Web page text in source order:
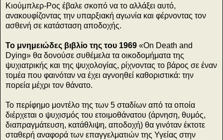
Κιούμπλερ-Ρος έβαλε σκοπό να το αλλάξει αυτό,
ανακουφίζοντας την υπαρξιακή αγωνία και φέρνοντας τον
ασθενή σε κατάσταση αποδοχής.
Το μνημειώδες βιβλίο της του 1969 «On Death and
Dying» θα δονούσε συθέμελα τα οικοδομήματα της
ψυχιατρικής και της ψυχολογίας, ρίχνοντας το βάρος σε έναν
τομέα που φαινόταν να έχει αγνοηθεί καθοριστικά: την
πορεία μέχρι τον θάνατο.
Το περίφημο μοντέλο της των 5 σταδίων από τα οποία
διέρχεται ο ψυχισμός του ετοιμοθάνατου (άρνηση, θυμός,
διαπραγμάτευση, κατάθλιψη, αποδοχή) θα γινόταν έκτοτε
σταθερή αναφορά των επαγγελματιών της Υγείας στην